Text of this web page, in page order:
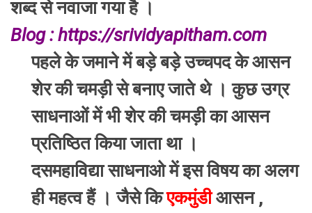
शब्द से नवाजा गया है ।
Blog : https://srividyapitham.com
पहले के जमाने में बड़े बड़े उच्चपद के आसन
शेर की चमड़ी से बनाए जाते थे । कुछ उग्र
साधनाओं में भी शेर की चमड़ी का आसन
प्रतिष्ठित किया जाता था ।
दसमहाविद्या साधनाओ में इस विषय का अलग
ही महत्व हैं । जैसे किएकमुंडीआसन ,